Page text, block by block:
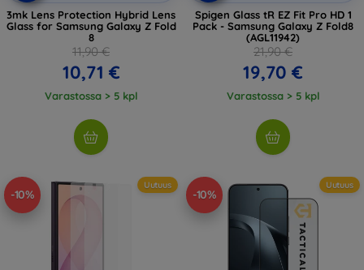
3mk Lens Protection Hybrid Lens
Glass for Samsung Galaxy Z Fold
8
11,90 €
10,71 €
Varastossa > 5 kpl
Spigen Glass tR EZ Fit Pro HD 1
Pack - Samsung Galaxy Z Fold8
(AGL11942)
21,90 €
19,70 €
Varastossa > 5 kpl
-10%
Uutuus
-10%
Uutuus